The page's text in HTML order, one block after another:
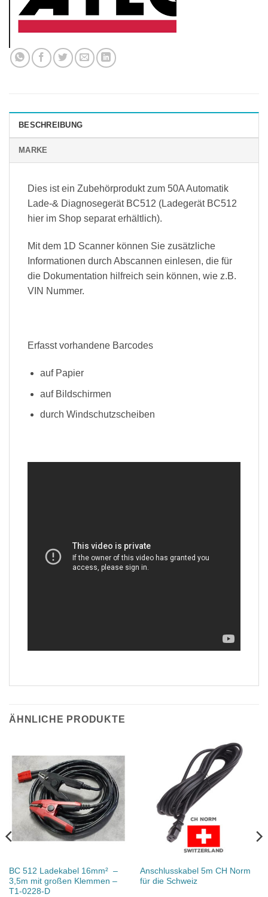
BESCHREIBUNG
MARKE
Dies ist ein Zubehörprodukt zum 50A Automatik
Lade-& Diagnosegerät BC512 (Ladegerät BC512
hier im Shop separat erhältlich).
Mit dem 1D Scanner können Sie zusätzliche
Informationen durch Abscannen einlesen, die für
die Dokumentation hilfreich sein können, wie z.B.
VIN Nummer.
Erfasst vorhandene Barcodes
auf Papier
auf Bildschirmen
durch Windschutzscheiben
ÄHNLICHE PRODUKTE
BC 512 Ladekabel 16mm² –
3,5m mit großen Klemmen –
T1-0228-D
Anschlusskabel 5m CH Norm
für die Schweiz